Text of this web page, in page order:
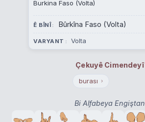
Burkina Faso (Volta)
Ê BÎNÎ Bûrkîna Faso (Volta)
VARYANT Volta
Çekuyê Cimendeyî
burası ›
Bi Alfabeya Engiştan